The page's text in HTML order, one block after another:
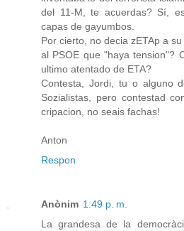
del 11-M, te acuerdas? Sí,
capas de gayumbos.
Por cierto, no decia zETAp a
al PSOE que "haya tension"?
ultimo atentado de ETA?
Contesta, Jordi, tu o alguno
Sozialistas, pero contestad
cripacion, no seais fachas!
Anton
Respon
Anònim 1:49 p. m.
La grandesa de la